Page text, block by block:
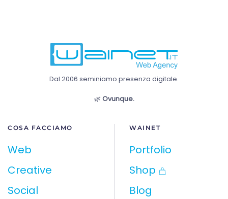
Dal 2006 seminiamo presenza digitale.
🌿 Ovunque.
COSA FACCIAMO
Web
Creative
Social
WAINET
Portfolio
Shop
Blog